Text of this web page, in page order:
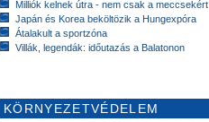
Milliók kelnek útra - nem csak a meccsekért
Japán és Korea beköltözik a Hungexpóra
Átalakult a sportzóna
Villák, legendák: időutazás a Balatonon
KÖRNYEZETVÉDELEM